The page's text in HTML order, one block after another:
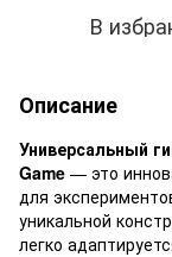
В
Описание
Универсальный
Game — это
для
уникальной
легко